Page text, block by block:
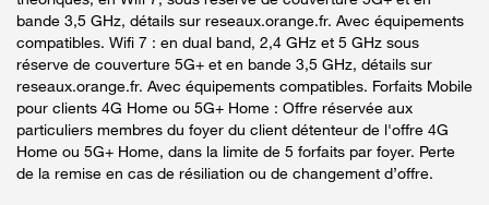
bande 3,5 GHz, détails sur reseaux.orange.fr. Avec équipements
compatibles. Wifi 7 : en dual band, 2,4 GHz et 5 GHz sous
réserve de couverture 5G+ et en bande 3,5 GHz, détails sur
reseaux.orange.fr. Avec équipements compatibles. Forfaits Mobile
pour clients 4G Home ou 5G+ Home : Offre réservée aux
particuliers membres du foyer du client détenteur de l'offre 4G
Home ou 5G+ Home, dans la limite de 5 forfaits par foyer. Perte
de la remise en cas de résiliation ou de changement d’offre.